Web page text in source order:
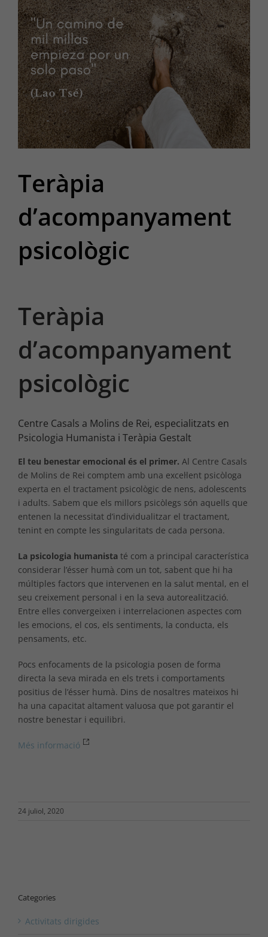
Teràpia
d’acompanyament
psicològic
Teràpia
d’acompanyament
psicològic
Centre Casals a Molins de Rei, especialitzats en
Psicologia Humanista i Teràpia Gestalt
El teu benestar emocional és el primer. Al Centre Casals
de Molins de Rei comptem amb una excel·lent psicòloga
experta en el tractament psicològic de nens, adolescents
i adults. Sabem que els millors psicòlegs són aquells que
entenen la necessitat d’individualitzar el tractament,
tenint en compte les singularitats de cada persona.
La psicologia humanista té com a principal característica
considerar l’ésser humà com un tot, sabent que hi ha
múltiples factors que intervenen en la salut mental, en el
seu creixement personal i en la seva autorealització.
Entre elles convergeixen i interrelacionen aspectes com
les emocions, el cos, els sentiments, la conducta, els
pensaments, etc.
Pocs enfocaments de la psicologia posen de forma
directa la seva mirada en els trets i comportaments
positius de l’ésser humà. Dins de nosaltres mateixos hi
ha una capacitat altament valuosa que pot garantir el
nostre benestar i equilibri.
Més informació
24 juliol, 2020
Categories
Activitats dirigides